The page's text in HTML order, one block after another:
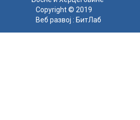
Copyright © 2019
Веб развој : БитЛаб